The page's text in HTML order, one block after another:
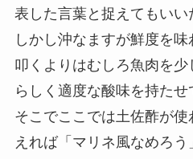
表した言葉と捉えてもいい
しかし沖なますが鮮度を味
叩くよりはむしろ魚肉を
らしく適度な酸味を持たせ
そこでここでは土佐酢が
えれば「マリネ風なめろ